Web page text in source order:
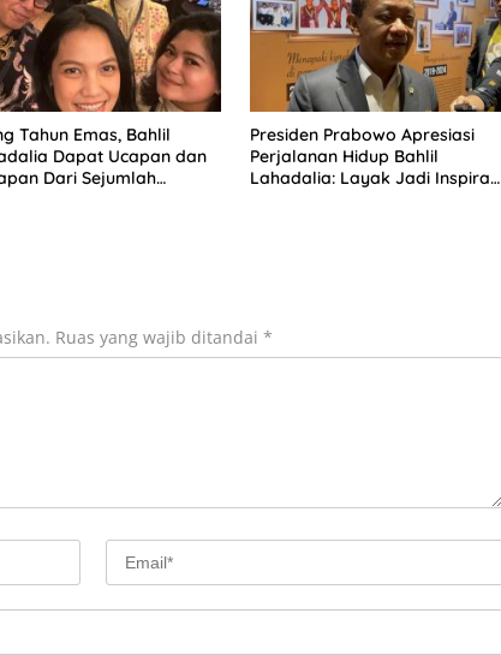
Tahun Emas, Bahlil
Dapat Ucapan dan
Dari Sejumlah
Presiden Prabowo Apresiasi
Perjalanan Hidup Bahlil
Lahadalia: Layak Jadi Inspirasi
Ruas yang wajib ditandai *